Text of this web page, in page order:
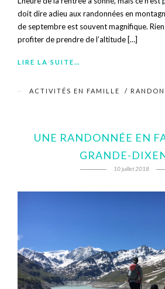
doit dire adieu aux randonnées en
de septembre est souvent magnifique.
profiter de prendre de l’altitude […]
LIRE LA SUITE…
ACTIVITÉS EN FAMILLE /
UNE RANDONNÉE EN
GRANDE-
10 juillet 2018